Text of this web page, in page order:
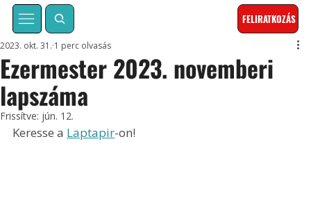
FELIRATKOZÁS
Ezermester 2023. novemberi
lapszáma
2023. okt. 31. 1 perc olvasás
Frissítve: jún. 12.
Keresse a Laptapir-on!